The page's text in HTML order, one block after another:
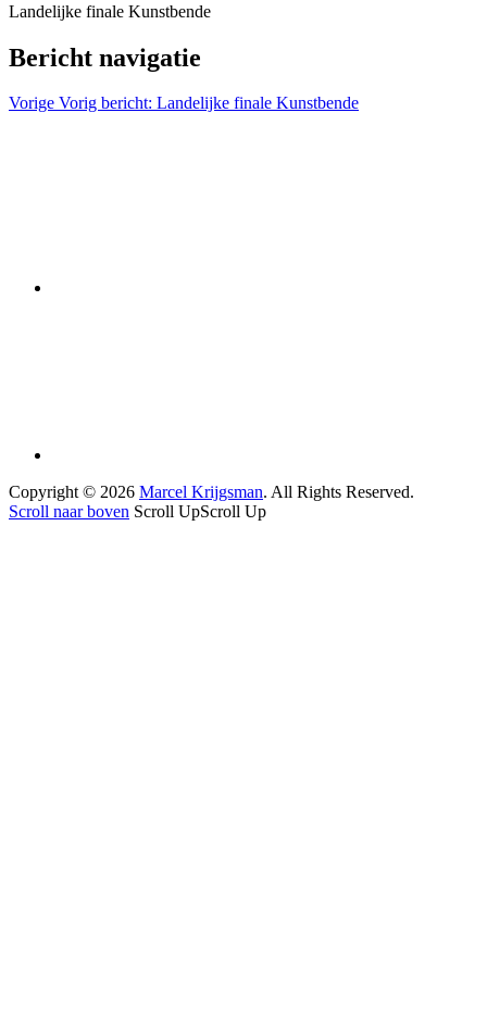
Landelijke finale Kunstbende
Bericht navigatie
Vorige Vorig bericht: Landelijke finale Kunstbende
Copyright © 2026 Marcel Krijgsman. All Rights Reserved.
Scroll naar boven Scroll UpScroll Up